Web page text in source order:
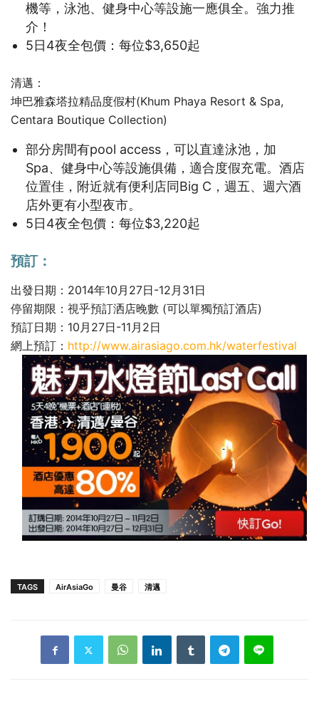
機等，泳池、健身中心等設施一應俱全。強力推
介！
5日4夜全包價：每位$3,650起
清邁：
坤巴雅森塔拉精品度假村(Khum Phaya Resort & Spa,
Centara Boutique Collection)
部分房間有pool access，可以直達泳池，加
Spa、健身中心等設施俱備，適合度假充電。酒店
位置佳，附近就有便利店同Big C，週五、週六酒
店外更有小型夜市。
5日4夜全包價：每位$3,220起
預訂：
出發日期：2014年10月27日-12月31日
停留期限：視乎預訂洒店晚數 (可以單獨預訂酒店)
預訂日期：10月27日-11月2日
網上預訂： http://www.airasiago.com.hk/waterfestival
TAGS AirAsiaGo 曼谷 清邁